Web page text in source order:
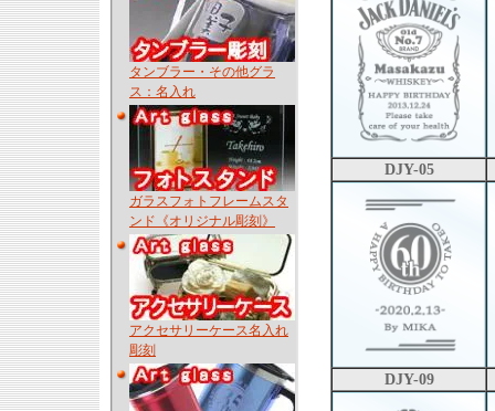
タンブラー・その他グラ
ス：名入れ
ガラスフォトフレームスタ
ンド《オリジナル彫刻》
アクセサリーケース名入れ
彫刻
DJY-05
DJY-09